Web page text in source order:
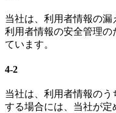
当社は、利用者情報の
利用者情報の安全管理の
ています。
4-2
当社は、利用者情報の
する場合には、当社が